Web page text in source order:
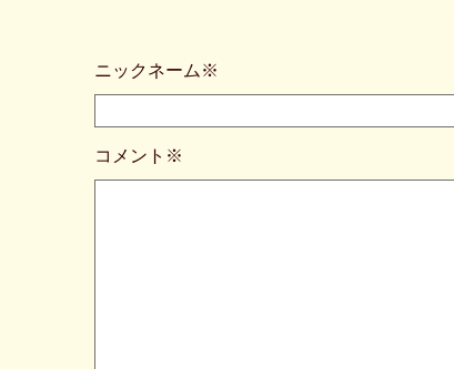
ニックネーム※
コメント※